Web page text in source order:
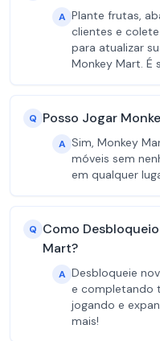
A Plante frutas,
clientes e
para atualizar
Monkey Mart. É
Q Posso Jogar
A Sim, Monkey
móveis sem
em qualquer
Q Como
Mart?
A Desbloqueie
e completando
jogando e
mais!